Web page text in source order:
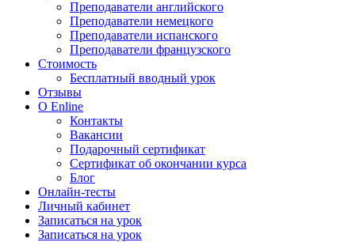
Преподаватели английского
Преподаватели немецкого
Преподаватели испанского
Преподаватели французского
Стоимость
Бесплатный вводный урок
Отзывы
О Enline
Контакты
Вакансии
Подарочный сертификат
Сертификат об окончании курса
Блог
Онлайн-тесты
Личный кабинет
Записаться на урок
Записаться на урок